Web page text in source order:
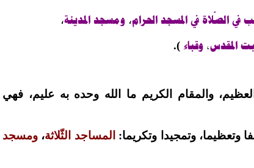
في الصّلاةفي المسجد الحرام، ومسجد المدينة،
المقدس،وقباء ).
والمقام الكريم ما الله وحده به عليم، فهي
وتعظيما، وتمجيدا وتكريما: المساجد الثّلاثة، ومسجد